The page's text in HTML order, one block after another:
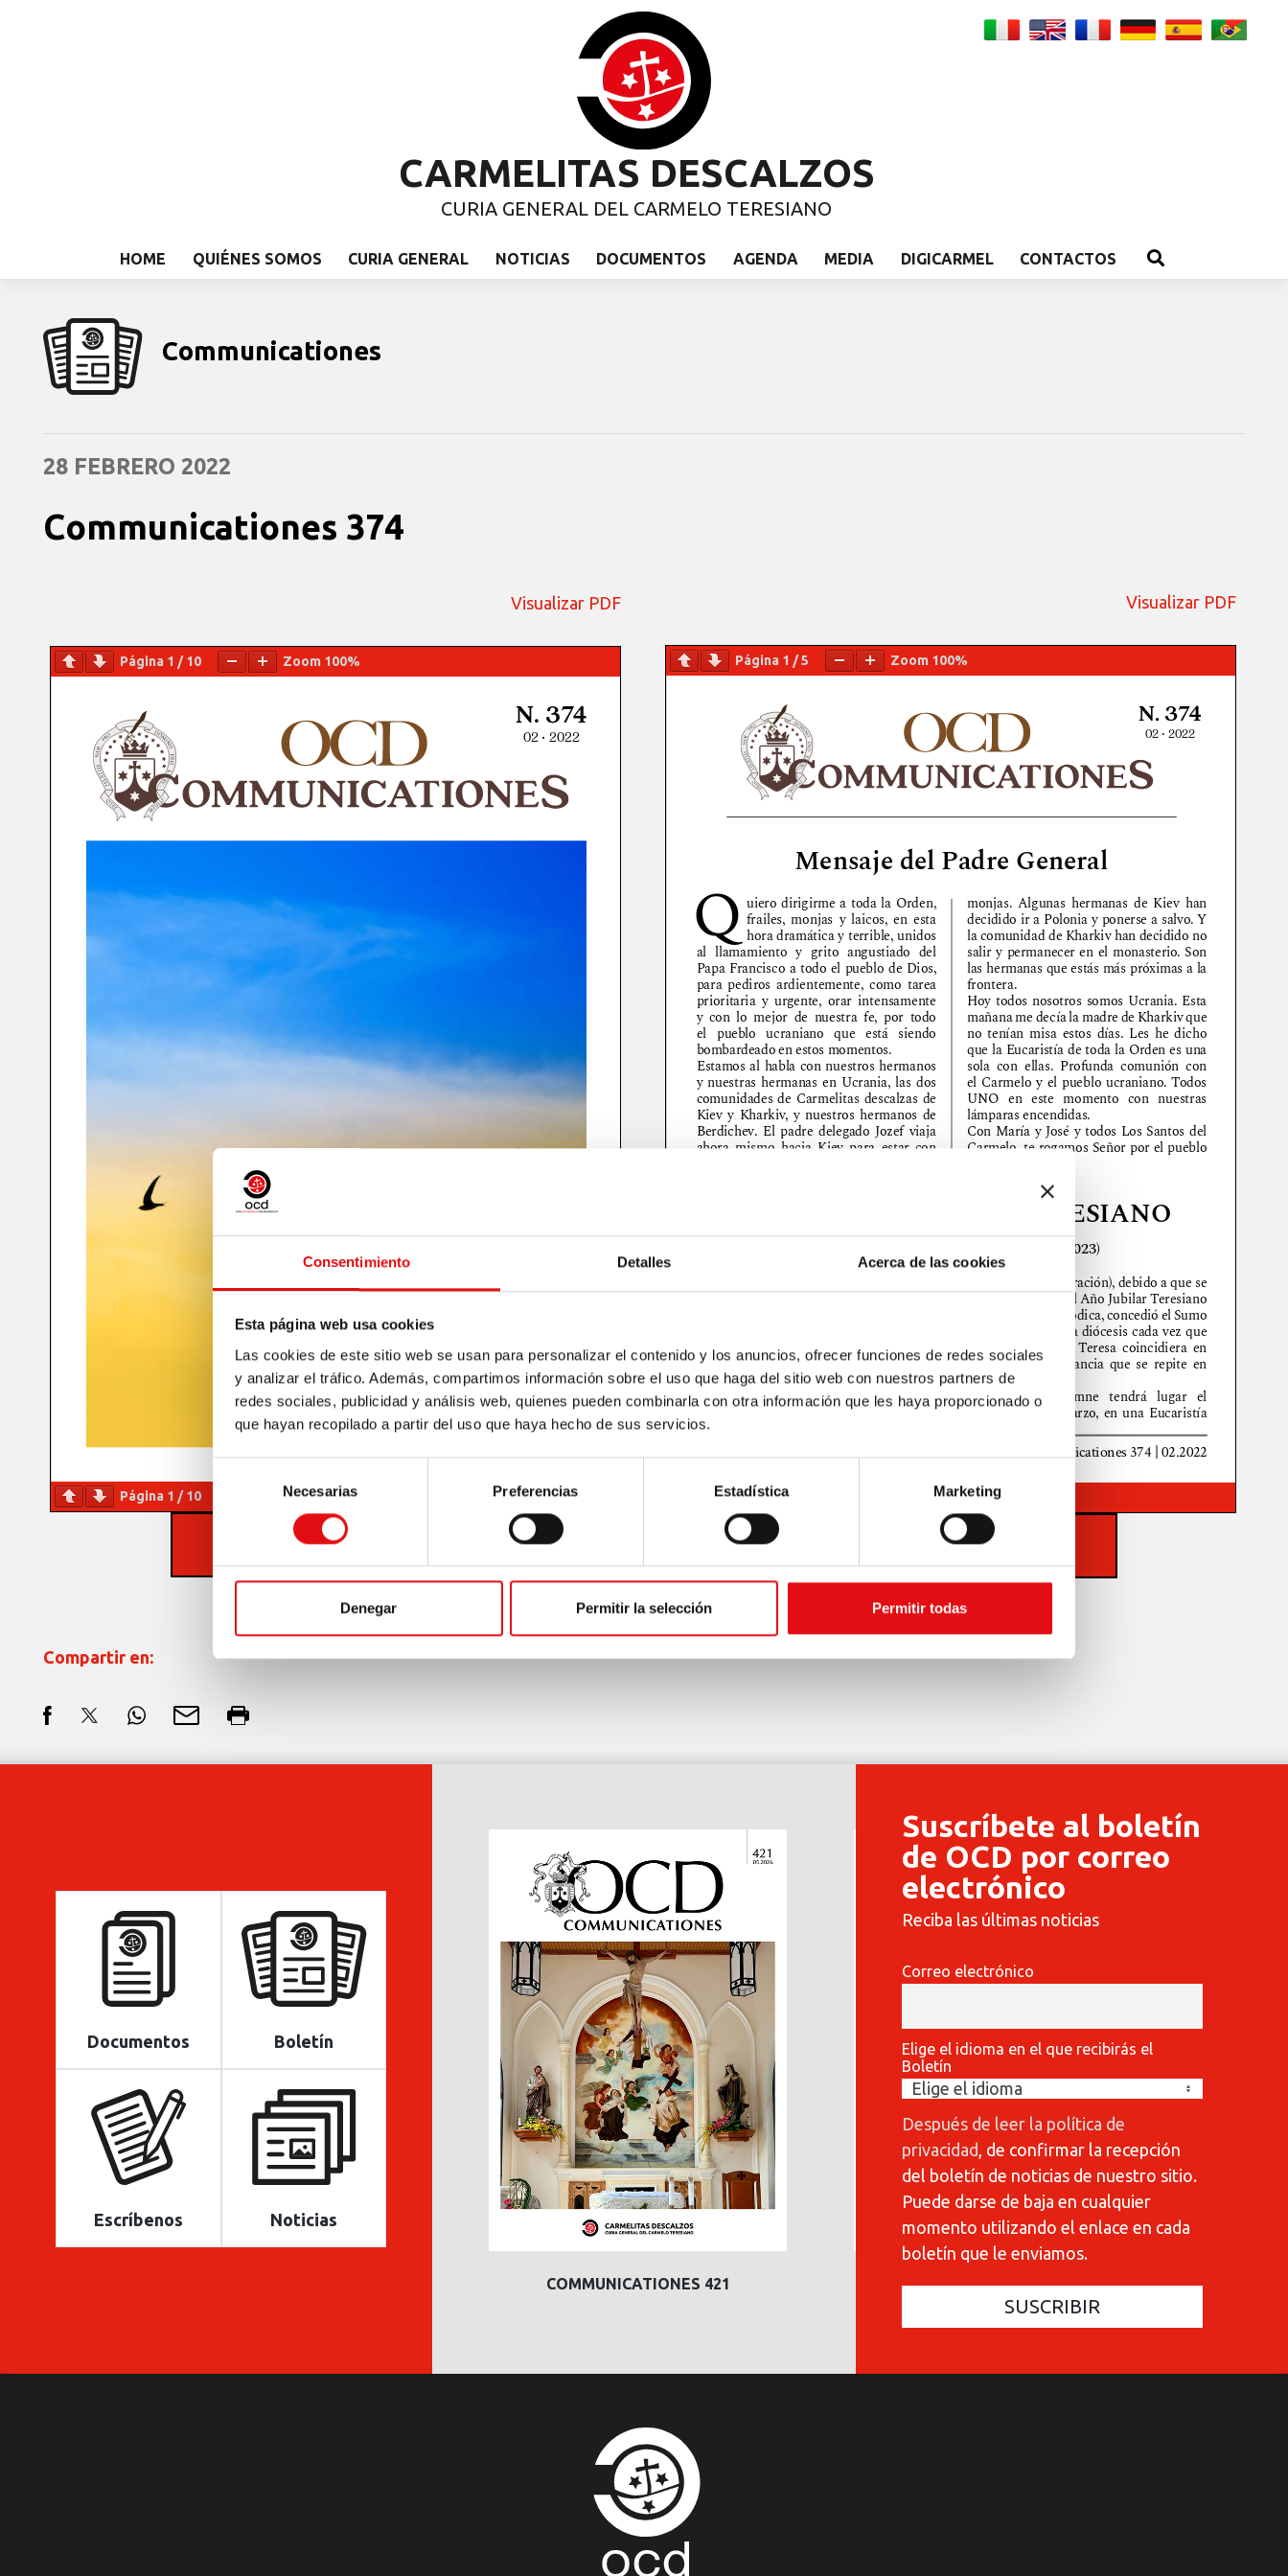
Consentimiento Detalles Acerca de las cookies
Esta página web usa cookies
Las cookies de este sitio web se usan para personalizar el contenido y los anuncios, ofrecer funciones de redes sociales
y analizar el tráfico. Además, compartimos información sobre el uso que haga del sitio web con nuestros partners de
redes sociales, publicidad y análisis web, quienes pueden combinarla con otra información que les haya proporcionado o
que hayan recopilado a partir del uso que haya hecho de sus servicios.
consentimiento
Necesarias Preferencias Estadística Marketing
Denegar Permitir la selección Permitir todas
CARMELITAS DESCALZOS
CURIA GENERAL DEL CARMELO TERESIANO
HOME QUIÉNES SOMOS CURIA GENERAL NOTICIAS DOCUMENTOS AGENDA MEDIA DIGICARMEL CONTACTOS
Communicationes
28 FEBRERO 2022
Communicationes 374
Visualizar PDF
Página 1 /10 Zoom 100%
Página 1 /10 Zoom100%
DESCARGAR PDF
Visualizar PDF
Página 1 /5 Zoom 100%
Página1 100%
DESCARGAR PDF
Compartir en:
Documentos Boletín
Escríbenos Noticias
COMMUNICATIONES 421 COMMUNICATIONES 420
Suscríbete al boletín
de OCD por correo
electrónico
Reciba las últimas noticias
Correo electrónico
Elige el idioma en el que recibirás el
Boletín
Después de leer la política de
privacidad , de confirmar la recepción
del boletín de noticias de nuestro sitio.
Puede darse de baja en cualquier
momento utilizando el enlace en cada
boletín que le enviamos.